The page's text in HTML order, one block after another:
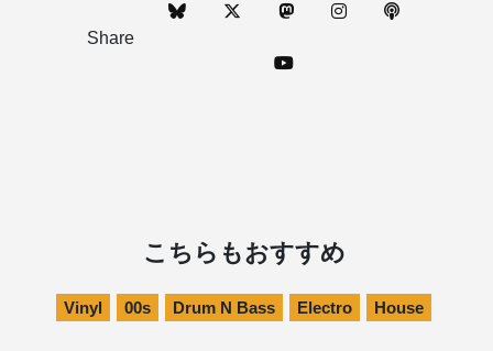
Share
こちらもおすすめ
Vinyl 00s Drum N Bass Electro House